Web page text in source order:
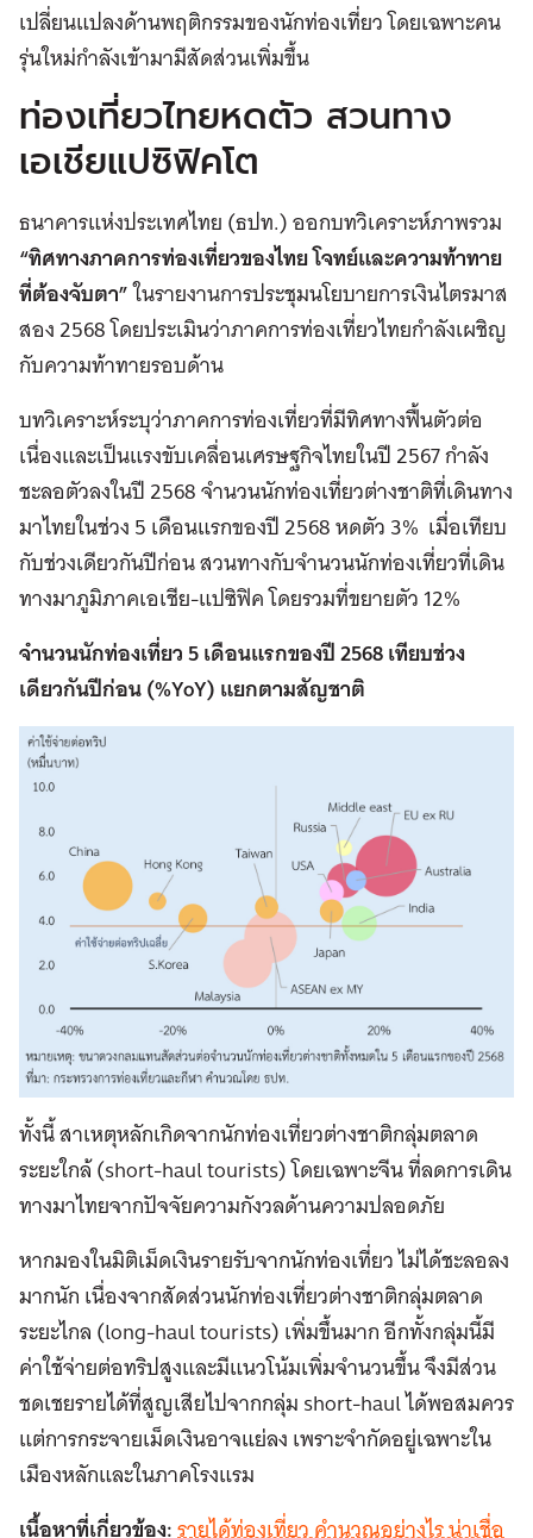
เปลี่ยนแปลงด้านพฤติกรรมของนักท่องเที่ยว โดยเฉพาะคน
รุ่นใหม่กำลังเข้ามามีสัดส่วนเพิ่มขึ้น
ท่องเที่ยวไทยหดตัว สวนทาง
เอเชียแปซิฟิคโต
ธนาคารแห่งประเทศไทย (ธปท.) ออกบทวิเคราะห์ภาพรวม
“ทิศทางภาคการท่องเที่ยวของไทย โจทย์และความท้าทาย
ที่ต้องจับตา”ในรายงานการประชุมนโยบายการเงินไตรมาส
สอง 2568 โดยประเมินว่าภาคการท่องเที่ยวไทยกำลังเผชิญ
กับความท้าทายรอบด้าน
บทวิเคราะห์ระบุว่าภาคการท่องเที่ยวที่มีทิศทางฟื้นตัวต่อ
เนื่องและเป็นแรงขับเคลื่อนเศรษฐกิจไทยในปี 2567 กำลัง
ชะลอตัวลงในปี 2568 จำนวนนักท่องเที่ยวต่างชาติที่เดินทาง
มาไทยในช่วง 5 เดือนแรกของปี 2568 หดตัว 3% เมื่อเทียบ
กับช่วงเดียวกันปีก่อน สวนทางกับจำนวนนักท่องเที่ยวที่เดิน
ทางมาภูมิภาคเอเชีย-แปซิฟิค โดยรวมที่ขยายตัว 12%
จำนวนนักท่องเที่ยว 5 เดือนแรกของปี 2568 เทียบช่วง
เดียวกันปีก่อน (%YoY) แยกตามสัญชาติ
ทั้งนี้สาเหตุหลักเกิดจากนักท่องเที่ยวต่างชาติกลุ่มตลาด
ระยะใกล้ (short-haul tourists) โดยเฉพาะจีน ที่ลดการเดิน
ทางมาไทยจากปัจจัยความกังวลด้านความปลอดภัย
หากมองในมิติเม็ดเงินรายรับจากนักท่องเที่ยว ไม่ได้ชะลอลง
มากนักเนื่องจากสัดส่วนนักท่องเที่ยวต่างชาติกลุ่มตลาด
ระยะไกล (long-haul tourists) เพิ่มขึ้นมาก อีกทั้งกลุ่มนี้มี
ค่าใช้จ่ายต่อทริปสูงและมีแนวโน้มเพิ่มจำนวนขึ้น จึงมีส่วน
ชดเชยรายได้ที่สูญเสียไปจากกลุ่ม short-haul ได้พอสมควร
แต่การกระจายเม็ดเงินอาจแย่ลง เพราะจำกัดอยู่เฉพาะใน
เมืองหลักและในภาคโรงแรม
เนื้อหาที่เกี่ยวข้อง:รายได้ท่องเที่ยว คำนวณอย่างไร น่าเชื่อ